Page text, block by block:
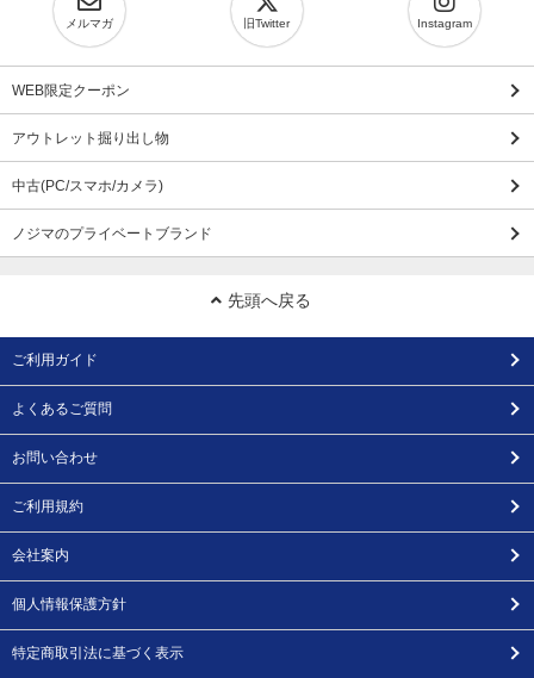
メルマガ 旧Twitter Instagram
WEB限定クーポン
アウトレット掘り出し物
中古(PC/スマホ/カメラ)
ノジマのプライベートブランド
先頭へ戻る
ご利用ガイド
よくあるご質問
お問い合わせ
ご利用規約
会社案内
個人情報保護方針
特定商取引法に基づく表示